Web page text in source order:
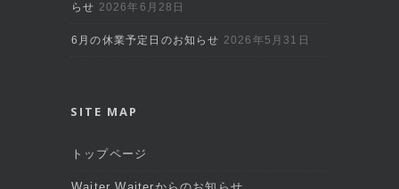
らせ 2026年6月28日
6月の休業予定日のお知らせ 2026年5月31日
SITE MAP
トップページ